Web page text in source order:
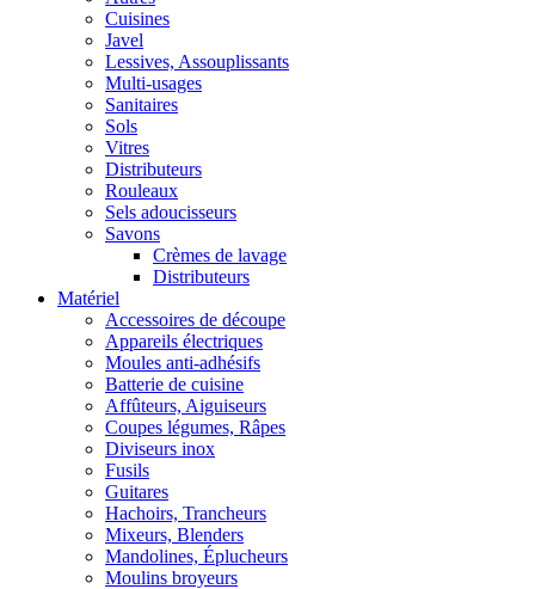
Cuisines
Javel
Lessives, Assouplissants
Multi-usages
Sanitaires
Sols
Vitres
Distributeurs
Rouleaux
Sels adoucisseurs
Savons
Crèmes de lavage
Distributeurs
Matériel
Accessoires de découpe
Appareils électriques
Moules anti-adhésifs
Batterie de cuisine
Affûteurs, Aiguiseurs
Coupes légumes, Râpes
Diviseurs inox
Fusils
Guitares
Hachoirs, Trancheurs
Mixeurs, Blenders
Mandolines, Éplucheurs
Moulins broyeurs